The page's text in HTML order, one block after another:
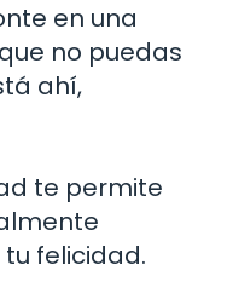
en una
no puedas
ahí,
te permite
felicidad.